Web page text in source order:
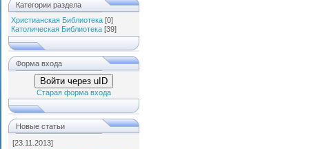
Категории раздела
Христианская Библиотека [0]
Католическая Библиотека [39]
Форма входа
Войти через uID
Старая форма входа
Новые статьи
[23.11.2013]